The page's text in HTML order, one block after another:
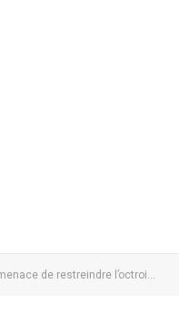
l’octroi de visas à trois pays africains, dont la RDC